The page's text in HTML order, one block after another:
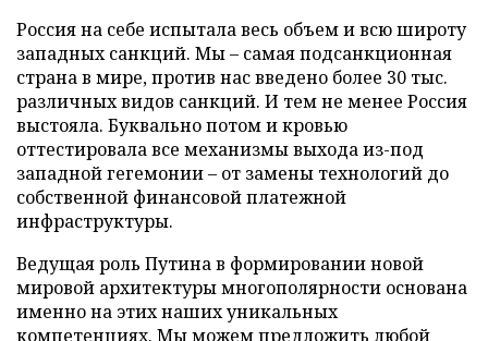
Россия на себе испытала весь объем и всю широту
западных санкций. Мы – самая подсанкционная
страна в мире, против нас введено более 30 тыс.
различных видов санкций. И тем не менее Россия
выстояла. Буквально потом и кровью
оттестировала все механизмы выхода из-под
западной гегемонии – от замены технологий до
собственной финансовой платежной
инфраструктуры.
Ведущая роль Путина в формировании новой
мировой архитектуры многополярности основана
именно на этих наших уникальных
компетенциях. Мы можем предложить любой